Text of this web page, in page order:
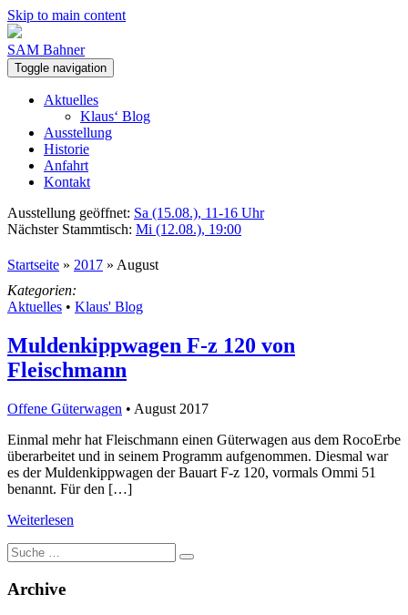
Skip to main content
SAM Bahner
Toggle navigation
Aktuelles
Klaus‘ Blog
Ausstellung
Historie
Anfahrt
Kontakt
Ausstellung geöffnet: Sa (15.08.), 11-16 Uhr
Nächster Stammtisch: Mi (12.08.), 19:00
Startseite » 2017 » August
Kategorien:
Aktuelles • Klaus' Blog
Muldenkippwagen F-z 120 von
Fleischmann
Offene Güterwagen • August 2017
Einmal mehr hat Fleischmann einen Güterwagen aus dem RocoErbe
überarbeitet und in seinem Programm aufgenommen. Diesmal war
es der Muldenkippwagen der Bauart F-z 120, vormals Ommi 51
benannt. Für den […]
Weiterlesen
Suche
nach:
Archive